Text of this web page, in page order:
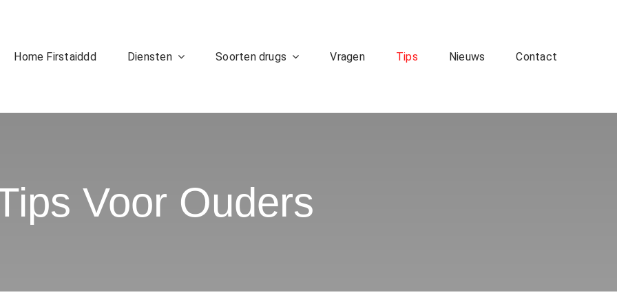
Home Firstaiddd Diensten Soorten drugs Vragen Tips Nieuws Contact
Voor Ouders